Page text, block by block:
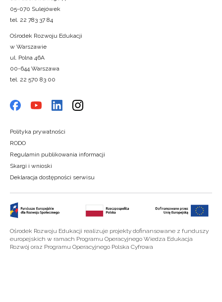
05-070 Sulejówek
tel. 22 783 37 84
Ośrodek Rozwoju Edukacji
w Warszawie
ul. Polna 46A
00-644 Warszawa
tel. 22 570 83 00
Polityka prywatności
RODO
Regulamin publikowania informacji
Skargi i wnioski
Deklaracja dostępności serwisu
Ośrodek Rozwoju Edukacji realizuje projekty dofinansowane z funduszy
europejskich w ramach Programu Operacyjnego Wiedza Edukacja
Rozwój oraz Programu Operacyjnego Polska Cyfrowa